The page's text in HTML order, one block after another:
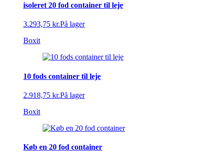
isoleret 20 fod container til leje
3.293,75 kr.På lager
Boxit
10 fods container til leje
2.918,75 kr.På lager
Boxit
Køb en 20 fod container